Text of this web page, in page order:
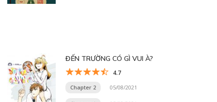
ĐẾN TRƯỜNG CÓ GÌ VUI À?
4.7
Chapter 2 05/08/2021